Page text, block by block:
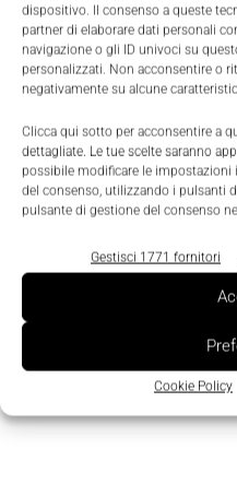
dispositivo. Il consenso a queste
partner di elaborare dati personali
navigazione o gli ID univoci su
personalizzati. Non acconsentire o
negativamente su alcune
Clicca qui sotto per acconsentire a
dettagliate. Le tue scelte saranno
possibile modificare le
del consenso, utilizzando i pulsanti
pulsante di gestione del consenso
Gestisci 1771 fornitori
Cookie Policy
Prodotti
Nicoletta Buora - 20 Dicembre 2017